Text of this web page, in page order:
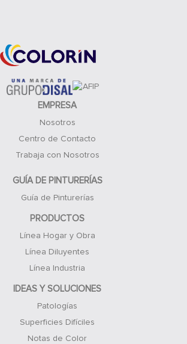
EMPRESA
Nosotros
Centro de Contacto
Trabaja con Nosotros
GUÍA DE PINTURERÍAS
Guía de Pinturerías
PRODUCTOS
Línea Hogar y Obra
Línea Diluyentes
Línea Industria
IDEAS Y SOLUCIONES
Patologías
Superficies Difíciles
Notas de Color